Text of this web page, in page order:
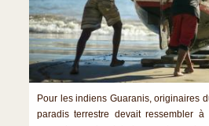
Pour les indiens Guaranis, originaires
paradis terrestre devait ressembler